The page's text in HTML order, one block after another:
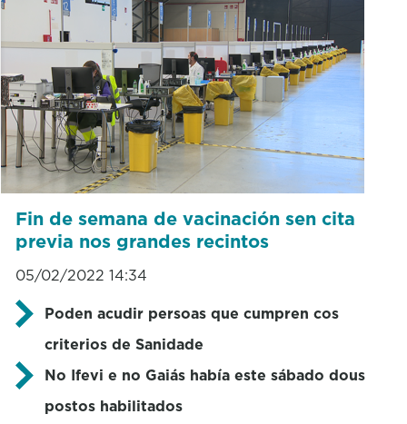
Fin de semana de vacinación sen cita
previa nos grandes recintos
05/02/2022 14:34
Poden acudir persoas que cumpren cos
criterios de Sanidade
No Ifevi e no Gaiás había este sábado dous
postos habilitados